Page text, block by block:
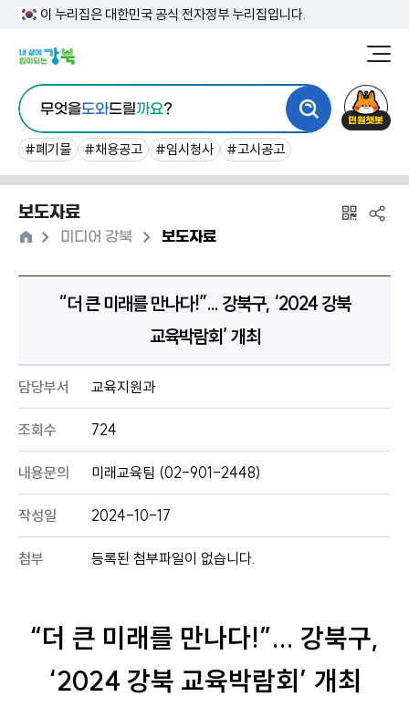
이 누리집은 대한민국 공식 전자정부 누리집입니다.
청
통
합
검
색
무엇을도와드릴까요?
#폐기물 #채용공고 #임시청사 #고시공고
원
보도자료
홈 >미디어 강북 >보도자료
“더 큰 미래를 만나다!”... 강북구, ‘2024 강북
교육박람회’ 개최
담당부서 교육지원과
조회수 724
내용문의 미래교육팀 (02-901-2448)
작성일 2024-10-17
첨부 등록된 첨부파일이 없습니다.
“더 큰 미래를 만나다!”... 강북구,
‘2024 강북 교육박람회’ 개최